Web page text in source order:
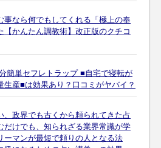
事なら何でもしてくれる「極上の奉
【かんたん調教術】改正版のクチコ
簡単セフレトラップ ■自宅で寝転が
生産■は効果あり？口コミがヤバイ？
、政界でも古くから頼られてきた占
だけでも、知られざる業界常識が学
ーマンが最短で頼りの人となる法